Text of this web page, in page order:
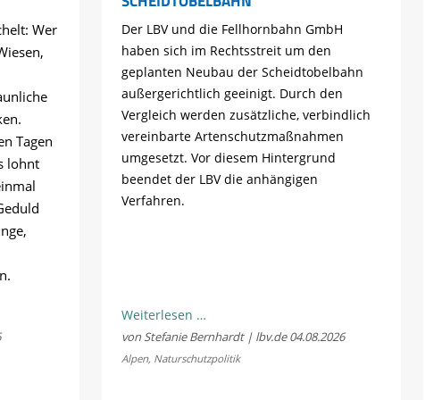
Wer
Tagen
lohnt
Der LBV und die Fellhornbahn GmbH
haben sich im Rechtsstreit um den
geplanten Neubau der Scheidtobelbahn
außergerichtlich geeinigt. Durch den
Vergleich werden zusätzliche, verbindlich
vereinbarte Artenschutzmaßnahmen
umgesetzt. Vor diesem Hintergrund
beendet der LBV die anhängigen
Verfahren.
Weiterlesen …LBV
und
Fellhornbahn
von Stefanie Bernhardt | lbv.de04.08.2026
Alpen, Naturschutzpolitik